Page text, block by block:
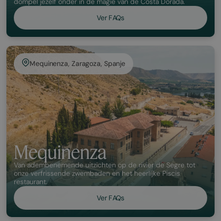
Ver FAQs
Mequinenza, Zaragoza, Spanje
Mequinenza
Van adembenemende uitzichten op de rivier de Segre tot
onze verfrissende zwembaden en het heerlijke Piscis
restaurant.
Ver FAQs